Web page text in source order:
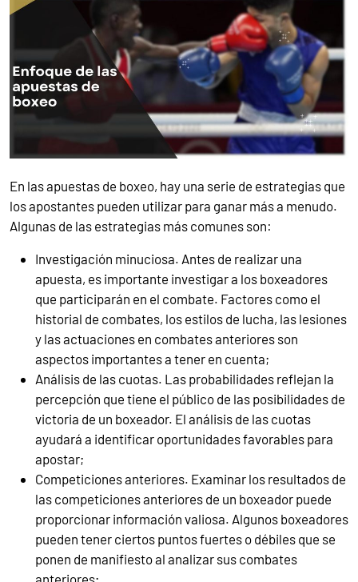
En las apuestas de boxeo, hay una serie de estrategias que
los apostantes pueden utilizar para ganar más a menudo.
Algunas de las estrategias más comunes son:
Investigación minuciosa. Antes de realizar una
apuesta, es importante investigar a los boxeadores
que participarán en el combate. Factores como el
historial de combates, los estilos de lucha, las lesiones
y las actuaciones en combates anteriores son
aspectos importantes a tener en cuenta;
Análisis de las cuotas. Las probabilidades reflejan la
percepción que tiene el público de las posibilidades de
victoria de un boxeador. El análisis de las cuotas
ayudará a identificar oportunidades favorables para
apostar;
Competiciones anteriores. Examinar los resultados de
las competiciones anteriores de un boxeador puede
proporcionar información valiosa. Algunos boxeadores
pueden tener ciertos puntos fuertes o débiles que se
ponen de manifiesto al analizar sus combates
anteriores;